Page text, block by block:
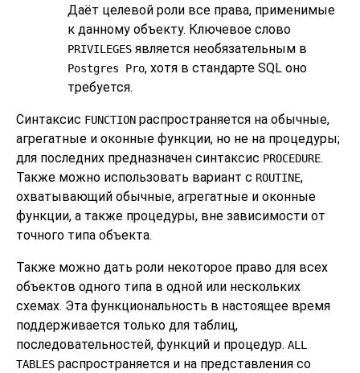
Даёт целевой роли все права, применимые
к данному объекту. Ключевое слово
PRIVILEGES является необязательным в
Postgres Pro, хотя в стандарте SQL оно
требуется.
Синтаксис FUNCTION распространяется на обычные,
агрегатные и оконные функции, но не на процедуры;
для последних предназначен синтаксис PROCEDURE.
Также можно использовать вариант с ROUTINE,
охватывающий обычные, агрегатные и оконные
функции, а также процедуры, вне зависимости от
точного типа объекта.
Также можно дать роли некоторое право для всех
объектов одного типа в одной или нескольких
схемах. Эта функциональность в настоящее время
поддерживается только для таблиц,
последовательностей, функций и процедур. ALL
TABLES распространяется и на представления со